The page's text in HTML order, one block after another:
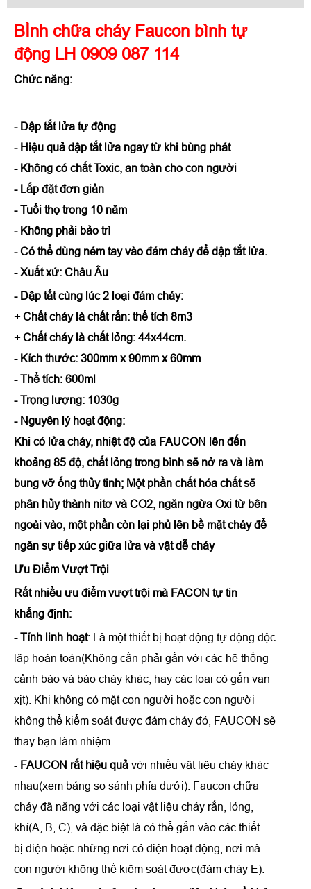
BÌnh chữa cháy Faucon bình tự
động LH 0909 087 114
Chức năng:
- Dập tắt lửa tự động
- Hiệu quả dập tắt lửa ngay từ khi bùng phát
- Không có chất Toxic, an toàn cho con người
- Lắp đặt đơn giản
- Tuổi thọ trong 10 năm
- Không phải bảo trì
- Có thể dùng ném tay vào đám cháy để dập tắt lửa.
- Xuất xứ: Châu Âu
- Dập tắt cùng lúc 2 loại đám cháy:
+ Chất cháy là chất rắn: thể tích 8m3
+ Chất cháy là chất lỏng: 44x44cm.
- Kích thước: 300mm x 90mm x 60mm
- Thể tích: 600ml
- Trọng lượng: 1030g
- Nguyên lý hoạt động:
Khi có lửa cháy, nhiệt độ của FAUCON lên đến
khoảng 85 độ, chất lỏng trong bình sẽ nở ra và làm
bung vỡ ống thủy tinh; Một phần chất hóa chất sẽ
phân hủy thành nitơ và CO2, ngăn ngừa Oxi từ bên
ngoài vào, một phần còn lại phủ lên bề mặt cháy để
ngăn sự tiếp xúc giữa lửa và vật dễ cháy
Ưu Điểm Vượt Trội
Rất nhiều ưu điểm vượt trội mà FACON tự tin
khẳng định:
- Tính linh hoạt: Là một thiết bị hoạt động tự động độc
lập hoàn toàn(Không cần phải gắn với các hệ thống
cảnh báo và báo cháy khác, hay các loại có gắn van
xịt). Khi không có mặt con người hoặc con người
không thể kiểm soát được đám cháy đó, FAUCON sẽ
thay bạn làm nhiệm
- FAUCON rất hiệu quả với nhiều vật liệu cháy khác
nhau(xem bảng so sánh phía dưới). Faucon chữa
cháy đã năng với các loại vật liệu cháy rắn, lỏng,
khí(A, B, C), và đặc biệt là có thể gắn vào các thiết
bị điện hoặc những nơi có điện hoạt động, nơi mà
con người không thể kiểm soát được(đám cháy E).